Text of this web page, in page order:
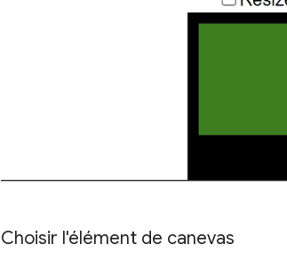
Choisir l'élément de canevas